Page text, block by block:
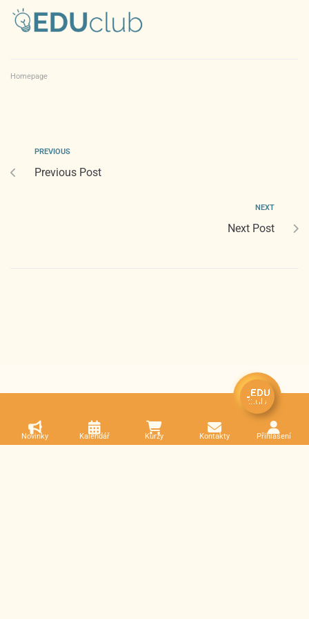
Homepage
PREVIOUS
Previous Post
NEXT
Next Post
Novinky Kalendář Kurzy Kontakty Přihlášení